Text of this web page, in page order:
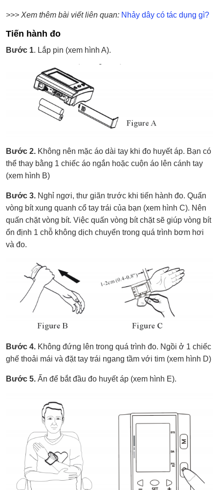
>>> Xem thêm bài viết liên quan: Nhảy dây có tác dụng gì?
Tiến hành đo
Bước 1. Lắp pin (xem hình A).
Bước 2. Không nên mặc áo dài tay khi đo huyết áp. Bạn có
thể thay bằng 1 chiếc áo ngắn hoặc cuộn áo lên cánh tay
(xem hình B)
Bước 3. Nghỉ ngơi, thư giãn trước khi tiến hành đo. Quấn
vòng bít xung quanh cổ tay trái của bạn (xem hình C). Nên
quấn chặt vòng bít. Việc quấn vòng bít chặt sẽ giúp vòng bít
ổn định 1 chỗ không dịch chuyển trong quá trình bơm hơi
và đo.
Bước 4. Không đứng lên trong quá trình đo. Ngồi ở 1 chiếc
ghế thoải mái và đặt tay trái ngang tầm với tim (xem hình D)
Bước 5. Ấn để bắt đầu đo huyết áp (xem hình E).